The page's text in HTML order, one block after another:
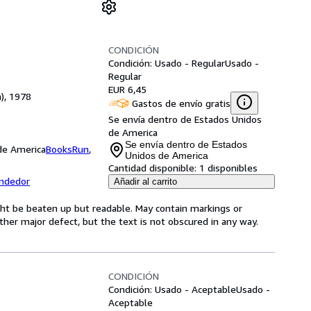
1978
AmericaBooksRun,
CONDICIÓN
Condición: Usado - RegularUsado -
Regular
EUR 6,45
Gastos de envío gratis
Se envía dentro de Estados Unidos
de America
Se envía dentro de Estados
Unidos de America
Cantidad disponible: 1 disponibles
Añadir al carrito
be beaten up but readable. May contain markings or
major defect, but the text is not obscured in any way.
CONDICIÓN
Condición: Usado - AceptableUsado -
Aceptable